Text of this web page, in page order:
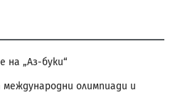
на „Аз-буки“
олимпиади и